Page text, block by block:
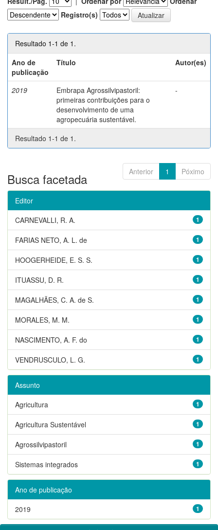
Registro(s)
Resultado 1-1 de 1.
Ano de
publicação
Título Autor(es)
2019
Embrapa Agrossilvipastoril:
primeiras contribuições para o
desenvolvimento de uma
agropecuária sustentável.
-
Resultado 1-1 de 1.
Anterior 1 Póximo
Busca facetada
Editor
1
CARNEVALLI, R. A.
1
FARIAS NETO, A. L. de
1
HOOGERHEIDE, E. S. S.
1
ITUASSU, D. R.
1
MAGALHÃES, C. A. de S.
1
MORALES, M. M.
1
NASCIMENTO, A. F. do
1
VENDRUSCULO, L. G.
Assunto
1
Agricultura
1
Agricultura Sustentável
1
Agrossilvipastoril
1
Sistemas integrados
Ano de publicação
1
2019